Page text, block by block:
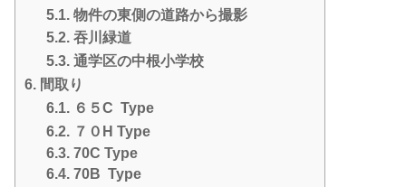
5.1.物件の東側の道路から撮影
5.2.吞川緑道
5.3.通学区の中根小学校
6. 間取り
6.1.６５C Type
6.2.７０H Type
6.3.70C Type
6.4.70B Type